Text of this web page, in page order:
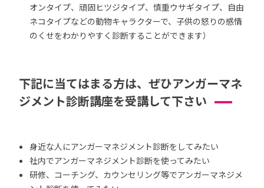
オンタイプ、頑固ヒツジタイプ、慎重ウサギタイプ、自由
ネコタイプなどの動物キャラクターで、子供の怒りの感情
のくせをわかりやすく診断することができます）
下記に当てはまる方は、ぜひアンガーマネ
ジメント診断講座を受講して下さい
身近な人にアンガーマネジメント診断をしてみたい
社内でアンガーマネジメント診断を使ってみたい
研修、コーチング、カウンセリング等でアンガーマネジメ